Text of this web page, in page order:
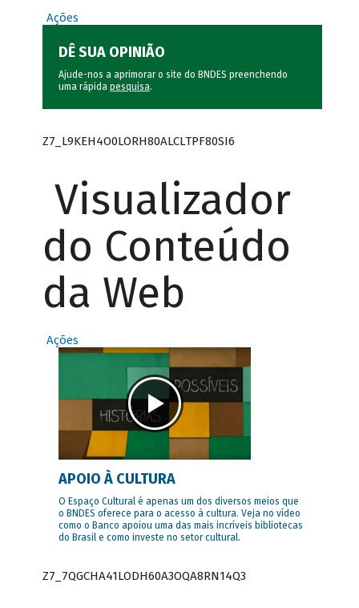
Ações
DÊ SUA OPINIÃO
Ajude-nos a aprimorar o site do BNDES preenchendo
uma rápida pesquisa.
Z7_L9KEH4O0LORH80ALCLTPF80SI6
Visualizador
do Conteúdo
da Web
Ações
APOIO À CULTURA
O Espaço Cultural é apenas um dos diversos meios que
o BNDES oferece para o acesso à cultura. Veja no vídeo
como o Banco apoiou uma das mais incríveis bibliotecas
do Brasil e como investe no setor cultural.
Z7_7QGCHA41LODH60A3OQA8RN14Q3